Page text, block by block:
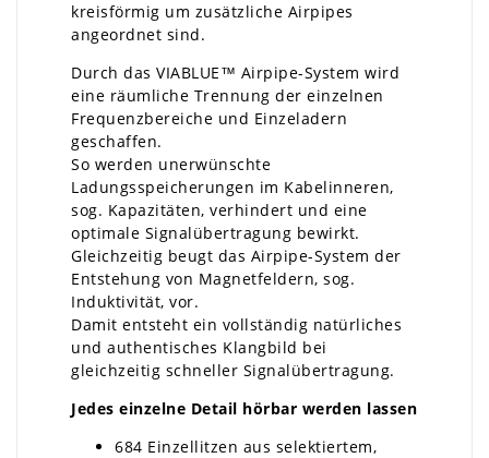
kreisförmig um zusätzliche Airpipes
angeordnet sind.
Durch das VIABLUE™ Airpipe-System wird
eine räumliche Trennung der einzelnen
Frequenzbereiche und Einzeladern
geschaffen.
So werden unerwünschte
Ladungsspeicherungen im Kabelinneren,
sog. Kapazitäten, verhindert und eine
optimale Signalübertragung bewirkt.
Gleichzeitig beugt das Airpipe-System der
Entstehung von Magnetfeldern, sog.
Induktivität, vor.
Damit entsteht ein vollständig natürliches
und authentisches Klangbild bei
gleichzeitig schneller Signalübertragung.
Jedes einzelne Detail hörbar werden lassen
684 Einzellitzen aus selektiertem,